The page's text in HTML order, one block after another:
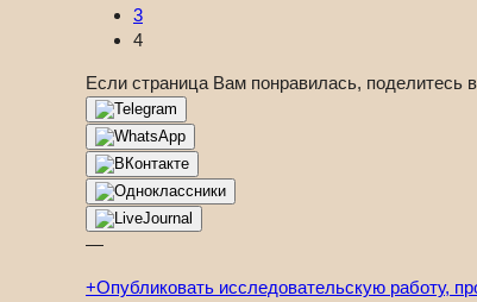
3
4
Если страница Вам понравилась, поделитесь
—
+Опубликовать исследовательскую работу,